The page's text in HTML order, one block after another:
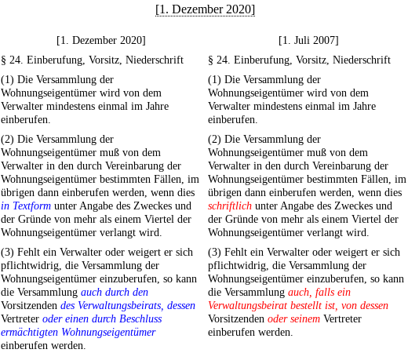
[1. Dezember 2020]
[1. Dezember 2020]
[1. Juli 2007]
§ 24. Einberufung, Vorsitz, Niederschrift
§ 24. Einberufung, Vorsitz, Niederschrift
(1) Die Versammlung der
Wohnungseigentümer wird von dem
Verwalter mindestens einmal im Jahre
einberufen.
(1) Die Versammlung der
Wohnungseigentümer wird von dem
Verwalter mindestens einmal im Jahre
einberufen.
(2) Die Versammlung der
Wohnungseigentümer muß von dem
Verwalter in den durch Vereinbarung der
Wohnungseigentümer bestimmten Fällen, im
übrigen dann einberufen werden, wenn dies
in Textform unter Angabe des Zweckes und
der Gründe von mehr als einem Viertel der
Wohnungseigentümer verlangt wird.
(2) Die Versammlung der
Wohnungseigentümer muß von dem
Verwalter in den durch Vereinbarung der
Wohnungseigentümer bestimmten Fällen, im
übrigen dann einberufen werden, wenn dies
schriftlich unter Angabe des Zweckes und
der Gründe von mehr als einem Viertel der
Wohnungseigentümer verlangt wird.
(3) Fehlt ein Verwalter oder weigert er sich
pflichtwidrig, die Versammlung der
Wohnungseigentümer einzuberufen, so kann
die Versammlung auch durch den
Vorsitzenden des Verwaltungsbeirats, dessen
Vertreter oder einen durch Beschluss
ermächtigten Wohnungseigentümer
einberufen werden.
(3) Fehlt ein Verwalter oder weigert er sich
pflichtwidrig, die Versammlung der
Wohnungseigentümer einzuberufen, so kann
die Versammlung auch, falls ein
Verwaltungsbeirat bestellt ist, von dessen
Vorsitzenden oder seinem Vertreter
einberufen werden.